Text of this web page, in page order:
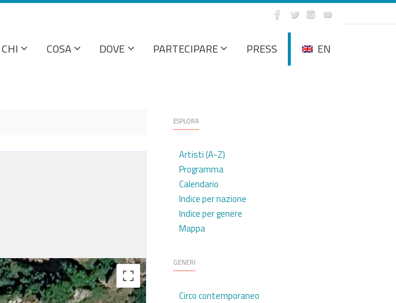
CHI COSA DOVE PARTECIPARE PRESS EN
ESPLORA
Artisti (A-Z)
Programma
Calendario
Indice per nazione
Indice per genere
Mappa
GENERI
Circo contemporaneo